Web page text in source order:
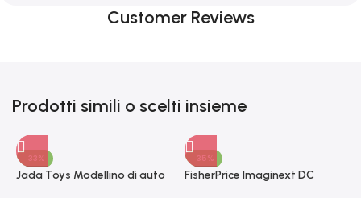
Customer Reviews
Prodotti simili o scelti insieme
-33%
Jada Toys Modellino di auto
-35%
FisherPrice Imaginext DC